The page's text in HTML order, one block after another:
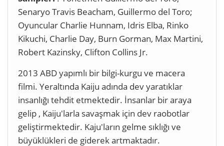
Senaryo Travis Beacham, Guillermo del Toro;
Oyuncular Charlie Hunnam, Idris Elba, Rinko
Kikuchi, Charlie Day, Burn Gorman, Max Martini,
Robert Kazinsky, Clifton Collins Jr.
2013 ABD yapımlı bir bilgi-kurgu ve macera
filmi. Yeraltında Kaiju adında dev yaratıklar
insanlığı tehdit etmektedir. İnsanlar bir araya
gelip , Kaiju'larla savaşmak için dev raobotlar
geliştirmektedir. Kaju'ların gelme sıklığı ve
büyüklükleri de giderek artmaktadır.